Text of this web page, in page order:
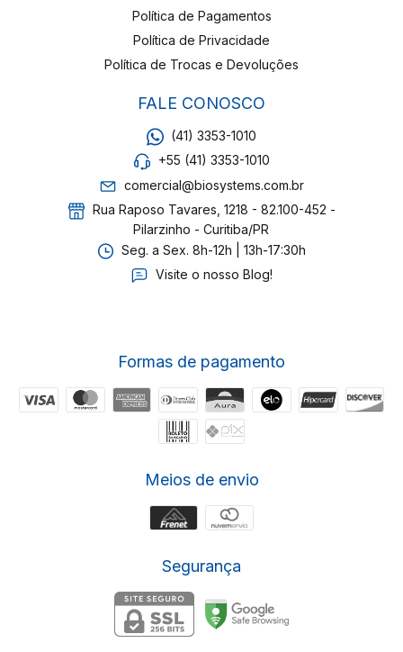
Política de Pagamentos
Política de Privacidade
Política de Trocas e Devoluções
FALE CONOSCO
(41) 3353-1010
+55 (41) 3353-1010
comercial@biosystems.com.br
Rua Raposo Tavares, 1218 - 82.100-452 -
Pilarzinho - Curitiba/PR
Seg. a Sex. 8h-12h | 13h-17:30h
Visite o nosso Blog!
Formas de pagamento
Meios de envio
Segurança